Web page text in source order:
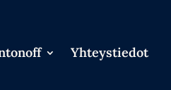
Yhteystiedot